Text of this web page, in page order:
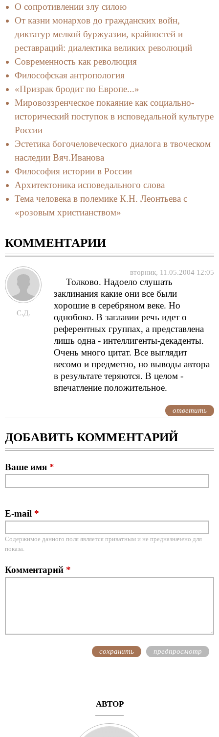
О сопротивлении злу силою
От казни монархов до гражданских войн,
диктатур мелкой буржуазии, крайностей и
реставраций: диалектика великих революций
Современность как революция
Философская антропология
«Призрак бродит по Европе...»
Мировоззренческое покаяние как социально-
исторический поступок в исповедальной культуре
России
Эстетика богочеловеческого диалога в твоческом
наследии Вяч.Иванова
Философия истории в России
Архитектоника исповедального слова
Тема человека в полемике К.Н. Леонтьева с
«розовым христианством»
КОММЕНТАРИИ
C.Д.
вторник, 11.05.2004 12:05
Толково. Надоело слушать
заклинания какие они все были
хорошие в серебряном веке. Но
однобоко. В заглавии речь идет о
референтных группах, а представлена
лишь одна - интеллигенты-декаденты.
Очень много цитат. Все выглядит
весомо и предметно, но выводы автора
в результате теряются. В целом -
впечатление положительное.
ответить
ДОБАВИТЬ КОММЕНТАРИЙ
Ваше имя *
E-mail *
Содержимое данного поля является приватным и не предназначено для
показа.
Комментарий *
АВТОР